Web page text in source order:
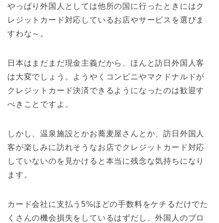
やっぱり外国人としては他所の国に行ったときにはク
レジットカード対応しているお店やサービスを選びま
すわな～。
日本はまだまだ現金主義だから、ほんと訪日外国人客
は大変でしょう。ようやくコンビニやマクドナルドが
クレジットカード決済できるようになったのは歓迎す
べきことですよ。
しかし、温泉施設とかお蕎麦屋さんとか、訪日外国人
客が楽しみに訪れそうなお店でクレジットカード対応
していないのを見かけると本当に残念な気持ちになり
ます。
カード会社に支払う5%ほどの手数料をケチるだけでた
くさんの機会損失をしているはずだし、外国人のブロ